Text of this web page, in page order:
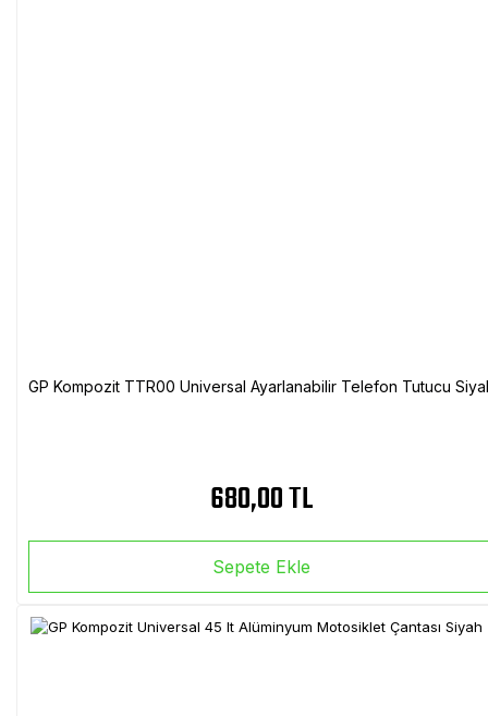
GP Kompozit TTR00 Universal Ayarlanabilir Telefon Tutucu
680,00 TL
Sepete Ekle